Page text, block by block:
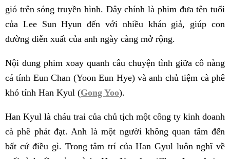
gió trên sóng truyền hình. Đây chính là phim đưa tên tuổi
của Lee Sun Hyun đến với nhiều khán giả, giúp con
đường diễn xuất của anh ngày càng mở rộng.
Nội dung phim xoay quanh câu chuyện tình giữa cô nàng
cá tính Eun Chan (Yoon Eun Hye) và anh chủ tiệm cà phê
khó tính Han Kyul (Gong Yoo).
Han Kyul là cháu trai của chủ tịch một công ty kinh doanh
cà phê phát đạt. Anh là một người không quan tâm đến
bất cứ điều gì. Trong tâm trí của Han Gyul luôn nghĩ về